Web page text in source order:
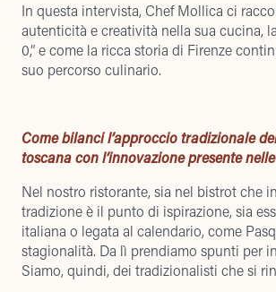
In questa intervista, Chef Mollica ci
autenticità e creatività nella sua cucina,
0,” e come la ricca storia di Firenze
suo percorso culinario.
Come bilanci l’approccio tradizionale
toscana con l’innovazione presente
Nel nostro ristorante, sia nel bistrot che
tradizione è il punto di ispirazione, sia
italiana o legata al calendario, come
stagionalità. Da lì prendiamo spunti per
Siamo, quindi, dei tradizionalisti che si